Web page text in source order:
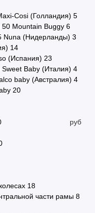
Cosi (Голландия) 5
50 Mountain Buggy 6
Nuna (Нидерланды) 3
14
(Испания) 23
Sweet Baby (Италия) 4
baby (Австралия) 4
20
руб
18
части рамы 8